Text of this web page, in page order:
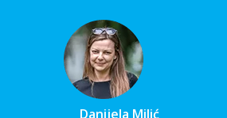
Danijela Milić